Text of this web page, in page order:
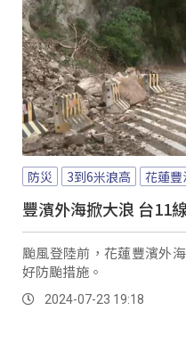
防災 3到6米浪高 花蓮
豐濱外海掀大浪 台11
颱風登陸前，花蓮豐濱外
好防颱措施。
2024-07-23 19:18